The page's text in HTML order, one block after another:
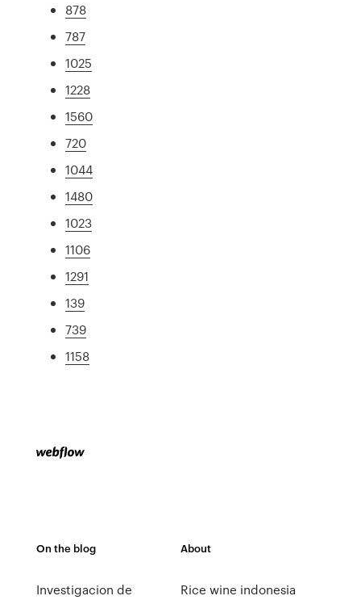
878
787
1025
1228
1560
720
1044
1480
1023
1106
1291
139
739
1158
On the blog
Investigacion de
About
Rice wine indonesia